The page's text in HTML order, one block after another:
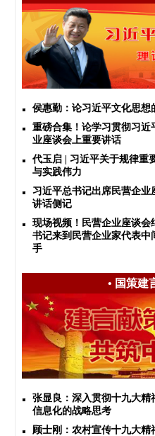
侯惠勤：论习近平文化思想
重磅合集！论学习贯彻习近
业座谈会上重要讲话
代玉启 | 习近平关于规律重
与实践伟力
习近平总书记出席民营企业
讲话侧记
现场视频！民营企业座谈会
书记来到民营企业家代表中
手
• 国策建
张显良：深入贯彻十九大精
信息化的战略思考
顾士刚：农村宣传十九大精